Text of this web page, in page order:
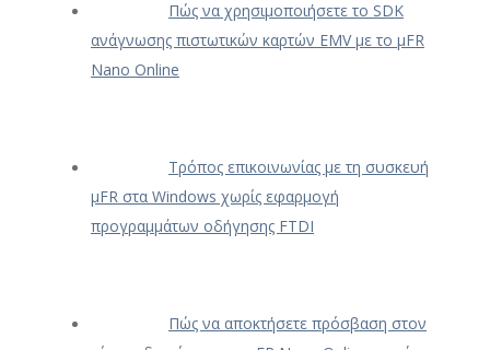
Πώς να χρησιμοποιήσετε το SDK
ανάγνωσης πιστωτικών καρτών EMV με το μFR
Nano Online
Τρόπος επικοινωνίας με τη συσκευή
μFR στα Windows χωρίς εφαρμογή
προγραμμάτων οδήγησης FTDI
Πώς να αποκτήσετε πρόσβαση στον